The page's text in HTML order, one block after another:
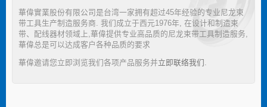
華偉實業股份有限公司是台湾一家拥有超过45年经验的专业尼龙束
带工具生产制造服务商. 我们成立于西元1976年, 在设计和制造束
带、配线器材领域上,華偉提供专业高品质的尼龙束带工具制造服务,
華偉总是可以达成客户各种品质的要求
華偉邀请您立即浏览我们各项产品服务并立即联络我们